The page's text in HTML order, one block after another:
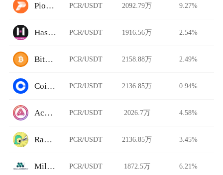
Pionex PCR/USDT 2092.79万 9.27%
HashKey Global PCR/USDT 1916.56万 2.54%
BitFlip PCR/USDT 2158.88万 2.49%
Coinbase Pro PCR/USDT 2136.85万 0.94%
Acala Swap PCR/USDT 2026.7万 4.58%
Rawr Trade PCR/USDT 2136.85万 3.45%
Millionero PCR/USDT 1872.5万 6.21%